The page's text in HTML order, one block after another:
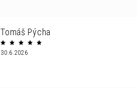
Tomáš Pýcha
30.6.2026